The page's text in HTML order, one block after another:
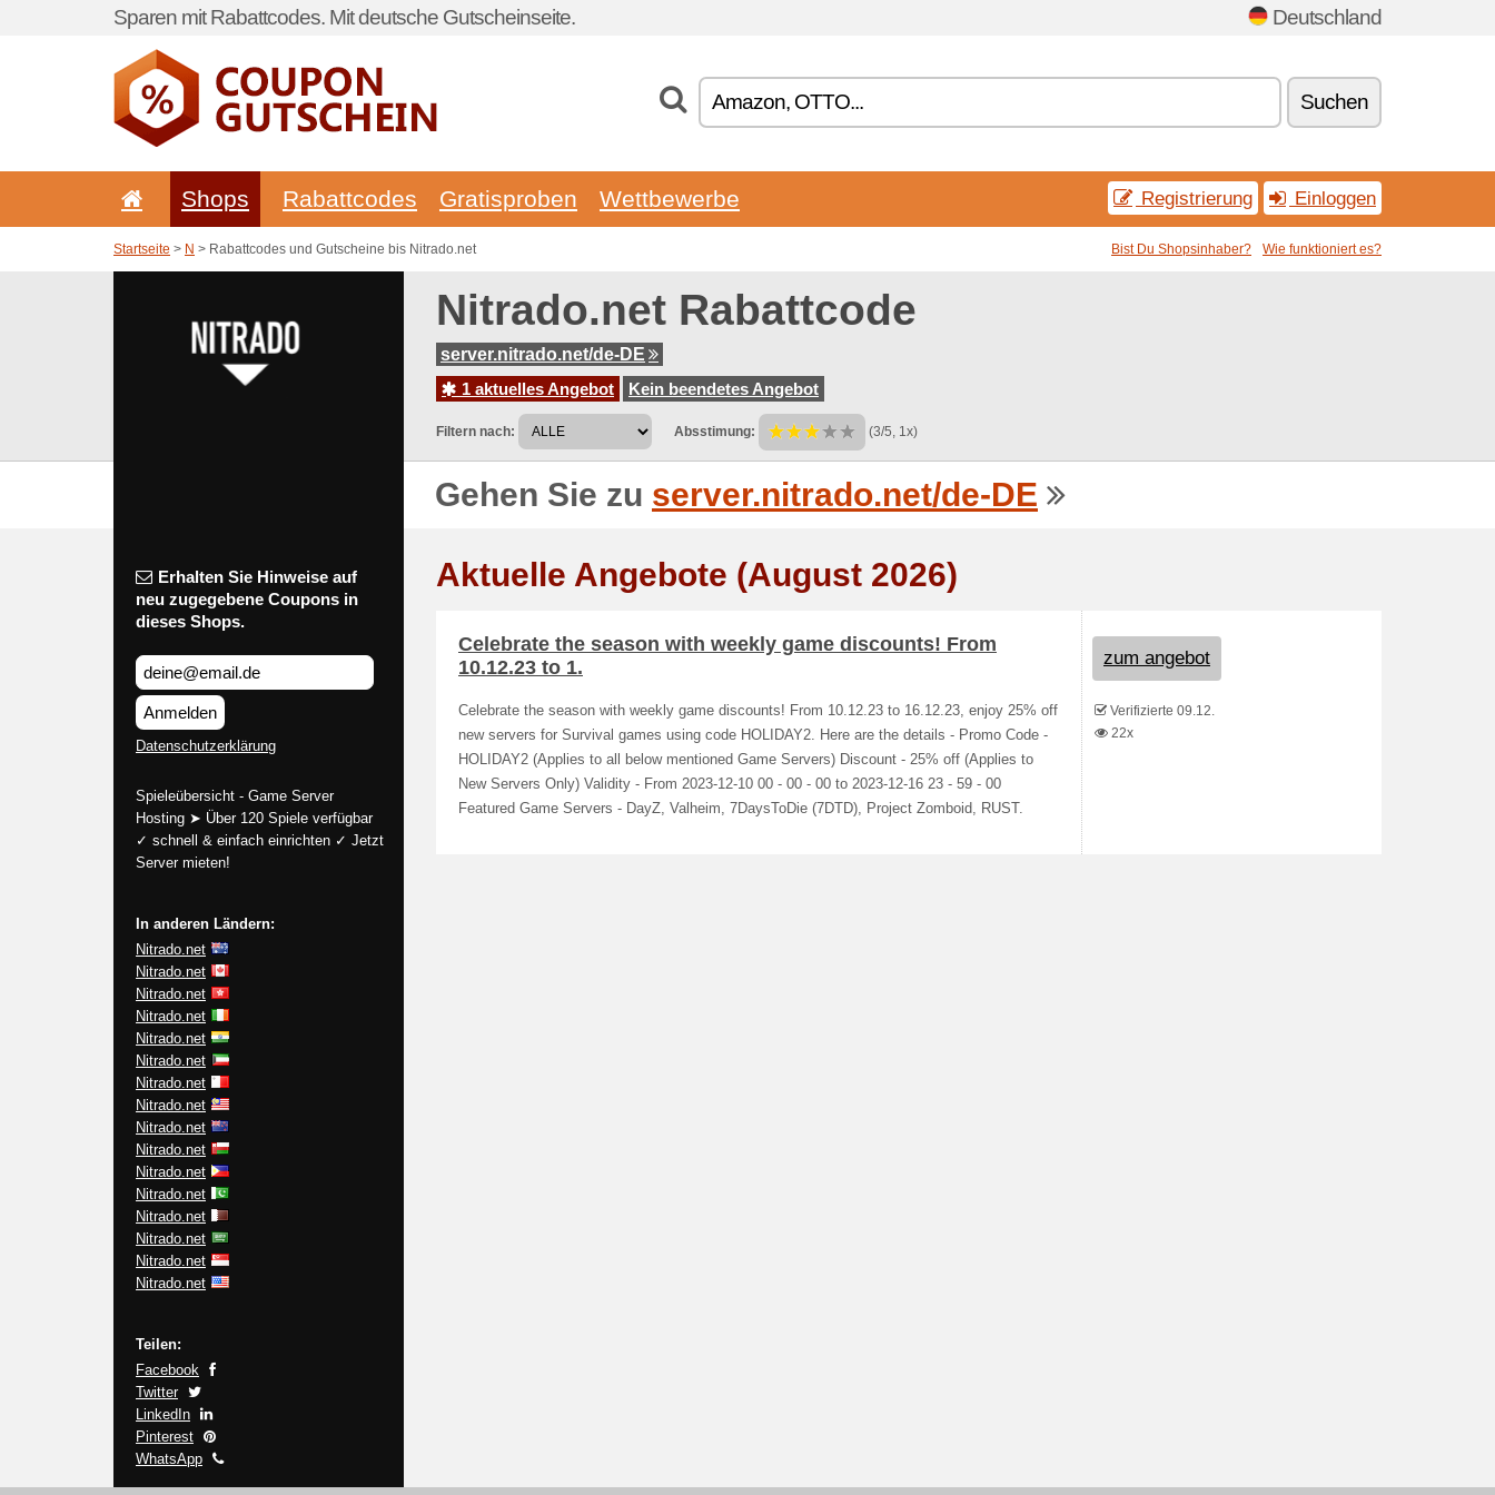
Sparen mit Rabattcodes. Mit deutsche Gutscheinseite. Deutschland
Suchen
Shops Rabattcodes Gratisproben Wettbewerbe Registrierung Einloggen
Startseite > N > Rabattcodes und Gutscheine bis Nitrado.net Bist Du Shopsinhaber? Wie funktioniert es?
Nitrado.net Rabattcode
server.nitrado.net/de-DE
1 aktuelles Angebot
Kein beendetes Angebot
Filtern nach: Absstimung: (3/5, 1x)
Gehen Sie zu server.nitrado.net/de-DE
Erhalten Sie Hinweise auf
neu zugegebene Coupons in
dieses Shops.
Anmelden
Datenschutzerklärung
Spieleübersicht - Game Server
Hosting ➤ Über 120 Spiele verfügbar
✓ schnell & einfach einrichten ✓ Jetzt
Server mieten!
In anderen Ländern:
Nitrado.net
Nitrado.net
Nitrado.net
Nitrado.net
Nitrado.net
Nitrado.net
Nitrado.net
Nitrado.net
Nitrado.net
Nitrado.net
Nitrado.net
Nitrado.net
Nitrado.net
Nitrado.net
Nitrado.net
Nitrado.net
Teilen:
Facebook
Twitter
LinkedIn
Pinterest
WhatsApp
Aktuelle Angebote (August 2026)
Celebrate the season with weekly game discounts! From
10.12.23 to 1.
Celebrate the season with weekly game discounts! From 10.12.23 to 16.12.23, enjoy 25% off
new servers for Survival games using code HOLIDAY2. Here are the details - Promo Code -
HOLIDAY2 (Applies to all below mentioned Game Servers) Discount - 25% off (Applies to
New Servers Only) Validity - From 2023-12-10 00 - 00 - 00 to 2023-12-16 23 - 59 - 00
Featured Game Servers - DayZ, Valheim, 7DaysToDie (7DTD), Project Zomboid, RUST.
zum angebot
Verifizierte 09.12.
22x